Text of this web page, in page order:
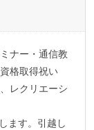
ナー・通信教
格取得祝い
レクリエーシ
ます。引越し